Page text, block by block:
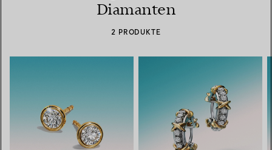
Diamanten
2 PRODUKTE